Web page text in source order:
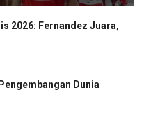
2026: Fernandez Juara,
Dunia